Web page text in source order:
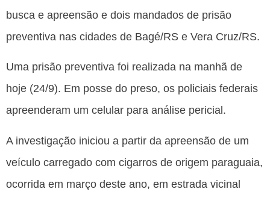
busca e apreensão e dois mandados de prisão
preventiva nas cidades de Bagé/RS e Vera Cruz/RS.
Uma prisão preventiva foi realizada na manhã de
hoje (24/9). Em posse do preso, os policiais federais
apreenderam um celular para análise pericial.
A investigação iniciou a partir da apreensão de um
veículo carregado com cigarros de origem paraguaia,
ocorrida em março deste ano, em estrada vicinal